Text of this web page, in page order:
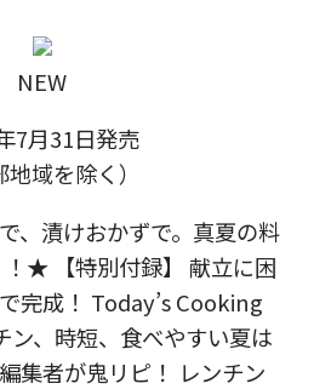
NEW
7月31日発売
地域を除く）
、漬けおかずで。真夏の料
★ 【特別付録】 献立に困
完成！ Today’s Cooking
ン、時短、食べやすい夏は
集者が鬼リピ！ レンチン